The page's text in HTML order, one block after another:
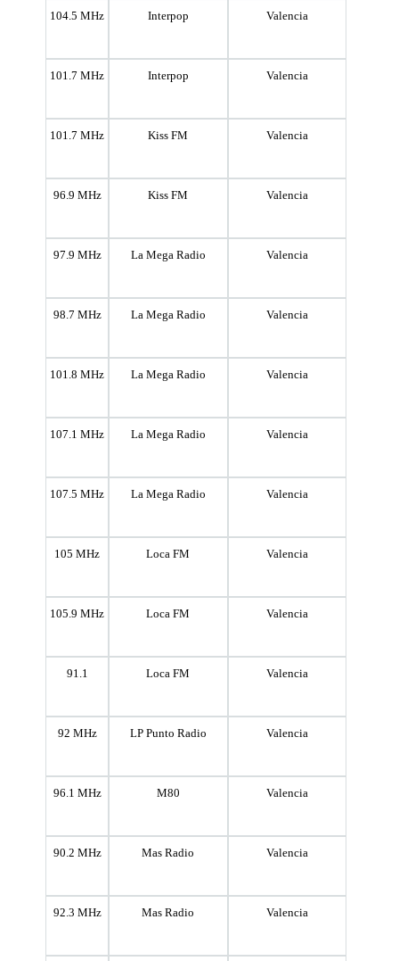
104.5 MHz Interpop Valencia
101.7 MHz Interpop Valencia
101.7 MHz Kiss FM Valencia
96.9 MHz Kiss FM Valencia
97.9 MHz La Mega Radio Valencia
98.7 MHz La Mega Radio Valencia
101.8 MHz La Mega Radio Valencia
107.1 MHz La Mega Radio Valencia
107.5 MHz La Mega Radio Valencia
105 MHz Loca FM Valencia
105.9 MHz Loca FM Valencia
91.1 Loca FM Valencia
92 MHz LP Punto Radio Valencia
96.1 MHz M80 Valencia
90.2 MHz Mas Radio Valencia
92.3 MHz Mas Radio Valencia